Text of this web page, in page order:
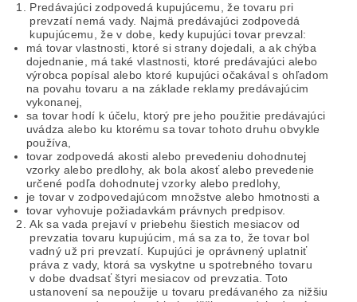
Predávajúci zodpovedá kupujúcemu, že tovaru pri
prevzatí nemá vady. Najmä predávajúci zodpovedá
kupujúcemu, že v dobe, kedy kupujúci tovar prevzal:
má tovar vlastnosti, ktoré si strany dojedali, a ak chýba
dojednanie, má také vlastnosti, ktoré predávajúci alebo
výrobca popísal alebo ktoré kupujúci očakával s ohľadom
na povahu tovaru a na základe reklamy predávajúcim
vykonanej,
sa tovar hodí k účelu, ktorý pre jeho použitie predávajúci
uvádza alebo ku ktorému sa tovar tohoto druhu obvykle
používa,
tovar zodpovedá akosti alebo prevedeniu dohodnutej
vzorky alebo predlohy, ak bola akosť alebo prevedenie
určené podľa dohodnutej vzorky alebo predlohy,
je tovar v zodpovedajúcom množstve alebo hmotnosti a
tovar vyhovuje požiadavkám právnych predpisov.
Ak sa vada prejaví v priebehu šiestich mesiacov od
prevzatia tovaru kupujúcim, má sa za to, že tovar bol
vadný už pri prevzatí. Kupujúci je oprávnený uplatniť
práva z vady, ktorá sa vyskytne u spotrebného tovaru
v dobe dvadsať štyri mesiacov od prevzatia. Toto
ustanovení sa nepoužije u tovaru predávaného za nižšiu